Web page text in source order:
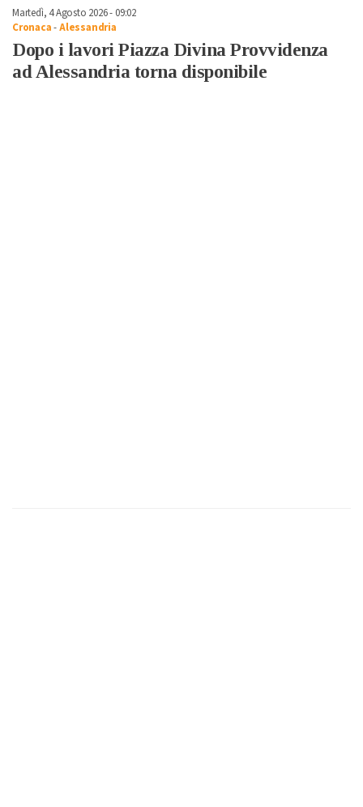
Martedì, 4 Agosto 2026 - 09:02
Cronaca-Alessandria
Dopo i lavori Piazza Divina Provvidenza
ad Alessandria torna disponibile